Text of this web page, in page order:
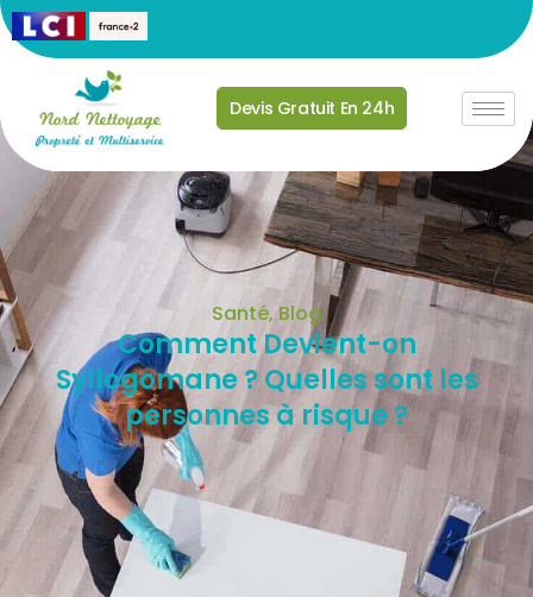
Devis Gratuit En 24h
Santé,Blog
Comment Devient-on
Syllogomane ? Quelles sont les
personnes à risque ?